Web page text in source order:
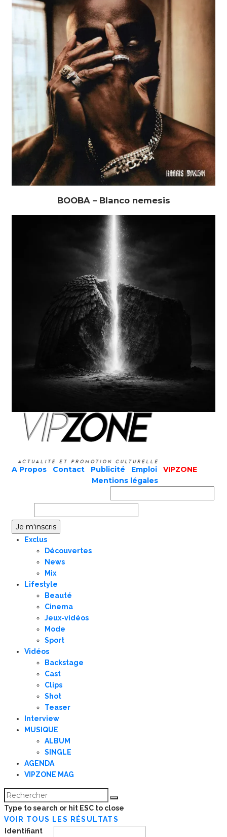
BOOBA – Blanco nemesis
A Propos Contact Publicité Emploi
VIPZONE
Mentions légales
Exclus
Découvertes
News
Mix
Lifestyle
Beauté
Cinema
Jeux-vidéos
Mode
Sport
Vidéos
Backstage
Cast
Clips
Shot
Teaser
Interview
MUSIQUE
ALBUM
SINGLE
AGENDA
VIPZONE MAG
Type to search or hit ESC to close
VOIR TOUS LES RÉSULTATS
Identifiant